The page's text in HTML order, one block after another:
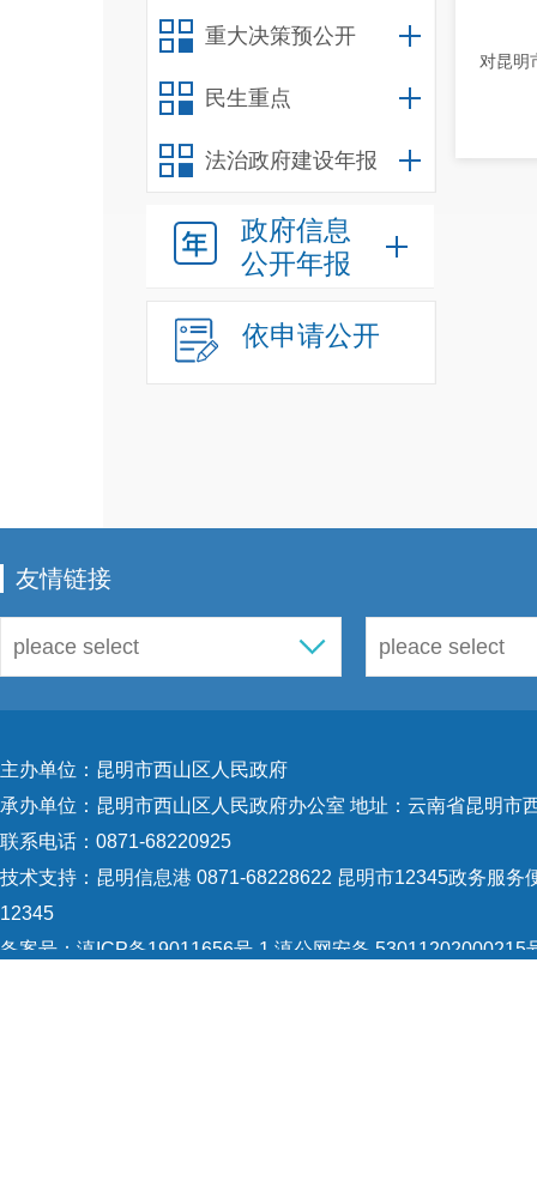
重大决策预公开
民生重点
法治政府建设年报
政府信息
公开年报
依申请公开
对昆明
友情链接
主办单位：昆明市西山区人民政府
承办单位：昆明市西山区人民政府办公室 地址：云南省昆明市
联系电话：0871-68220925
技术支持： 昆明信息港 0871-68228622 昆明市12345政务服务
12345
备案号： 滇ICP备19011656号-1 滇公网安备 53011202000215